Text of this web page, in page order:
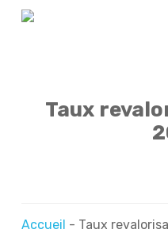
Skip
Taux
Accueil - Taux